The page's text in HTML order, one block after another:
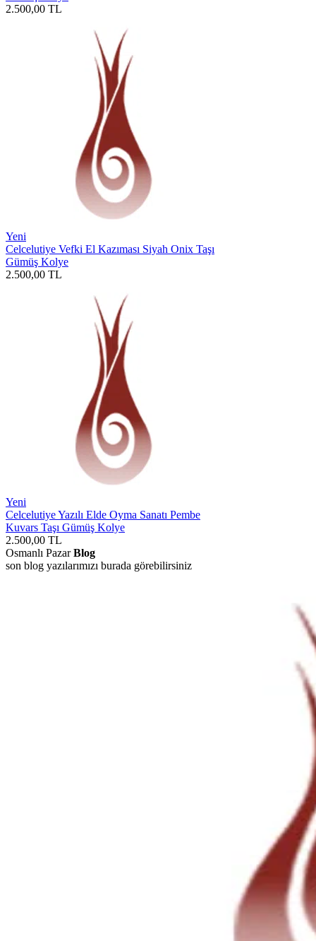
2.500,00 TL
Yeni
Celcelutiye Vefki El Kazıması Siyah Onix Taşı
Gümüş Kolye
2.500,00 TL
Yeni
Celcelutiye Yazılı Elde Oyma Sanatı Pembe
Kuvars Taşı Gümüş Kolye
2.500,00 TL
Osmanlı PazarBlog
son blog yazılarımızı burada görebilirsiniz